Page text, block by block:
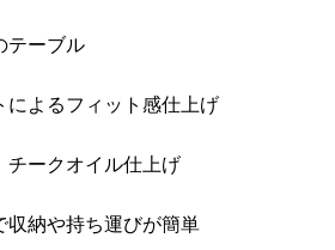
テーブル
よるフィット感仕上げ
ークオイル仕上げ
納や持ち運びが簡単